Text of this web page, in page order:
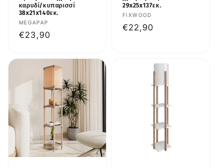
καρυδί/κυπαρισσί
38x21x140εκ.
Προμηθευτής:
MEGAPAP
Κανονική
€23,90
29x25x137εκ.
Προμηθευτής:
FIXWOOD
Κανονική
€22,90